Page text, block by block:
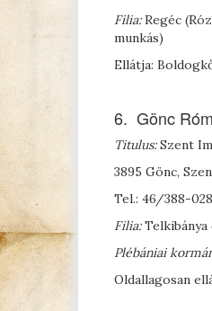
Filia:Regéc
munkás)
Ellátja:
6. Gönc
Titulus: Szent
3895 Gönc,
Tel.: 46/388-028
Filia:
Plébániai
Oldallagosan